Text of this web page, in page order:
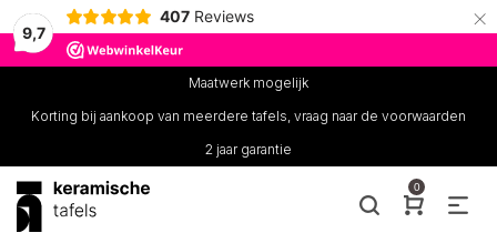
9,7
407 Reviews ×
Maatwerk mogelijk
Korting bij aankoop van meerdere tafels, vraag naar de voorwaarden
2 jaar garantie
0